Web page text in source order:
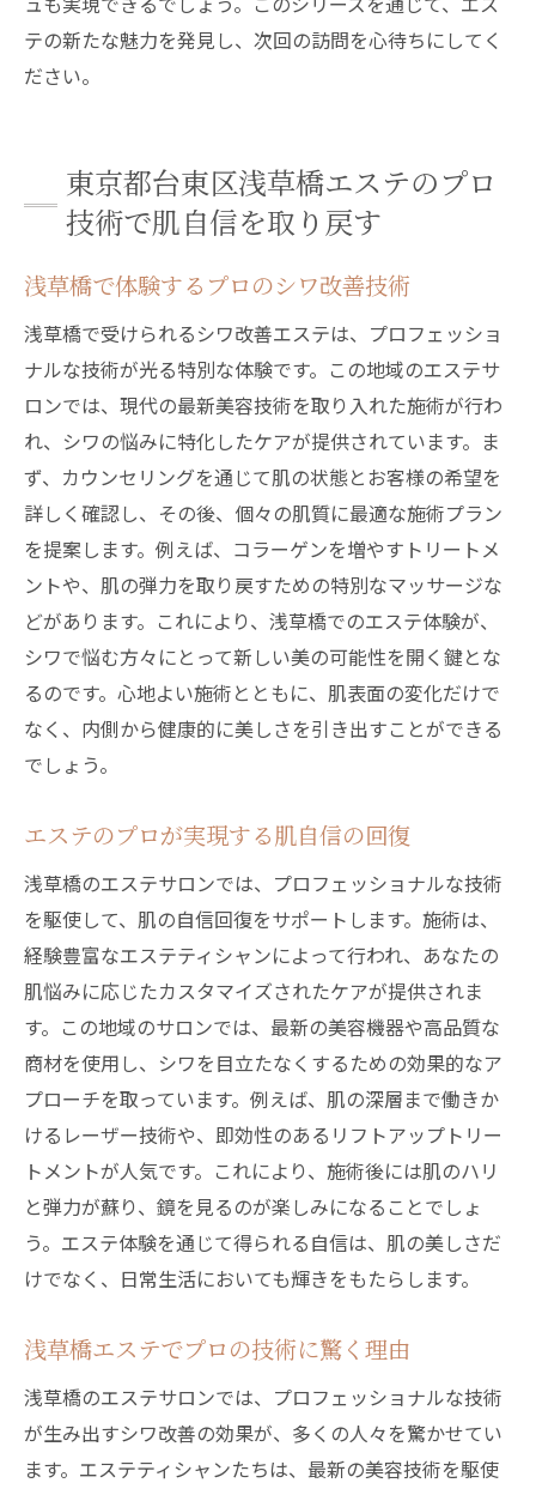
テの新たな魅力を発見し、次回の訪問を心待ちにしてく
ださい。
東京都台東区浅草橋エステのプロ
技術で肌自信を取り戻す
浅草橋で体験するプロのシワ改善技術
浅草橋で受けられるシワ改善エステは、プロフェッショ
ナルな技術が光る特別な体験です。この地域のエステサ
ロンでは、現代の最新美容技術を取り入れた施術が行わ
れ、シワの悩みに特化したケアが提供されています。ま
ず、カウンセリングを通じて肌の状態とお客様の希望を
詳しく確認し、その後、個々の肌質に最適な施術プラン
を提案します。例えば、コラーゲンを増やすトリートメ
ントや、肌の弾力を取り戻すための特別なマッサージな
どがあります。これにより、浅草橋でのエステ体験が、
シワで悩む方々にとって新しい美の可能性を開く鍵とな
るのです。心地よい施術とともに、肌表面の変化だけで
なく、内側から健康的に美しさを引き出すことができる
でしょう。
エステのプロが実現する肌自信の回復
浅草橋のエステサロンでは、プロフェッショナルな技術
を駆使して、肌の自信回復をサポートします。施術は、
経験豊富なエステティシャンによって行われ、あなたの
肌悩みに応じたカスタマイズされたケアが提供されま
す。この地域のサロンでは、最新の美容機器や高品質な
商材を使用し、シワを目立たなくするための効果的なア
プローチを取っています。例えば、肌の深層まで働きか
けるレーザー技術や、即効性のあるリフトアップトリー
トメントが人気です。これにより、施術後には肌のハリ
と弾力が蘇り、鏡を見るのが楽しみになることでしょ
う。エステ体験を通じて得られる自信は、肌の美しさだ
けでなく、日常生活においても輝きをもたらします。
浅草橋エステでプロの技術に驚く理由
浅草橋のエステサロンでは、プロフェッショナルな技術
が生み出すシワ改善の効果が、多くの人々を驚かせてい
ます。エステティシャンたちは、最新の美容技術を駆使